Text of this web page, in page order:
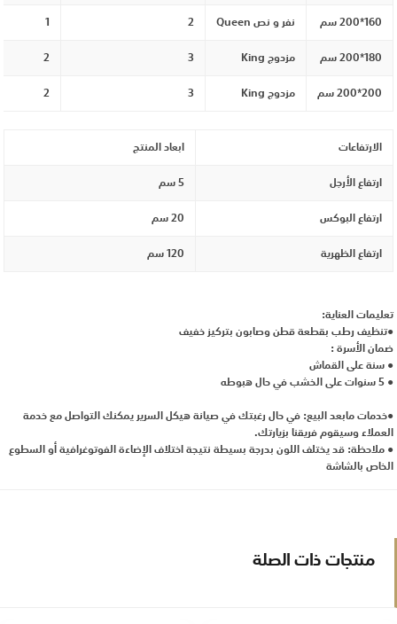
160*200 سم
نفر و نص Queen 2
1
180*200 سم
مزدوج King 3
2
200*200 سم
مزدوج King 3
2
الارتفاعات
ابعاد المنتج
ارتفاع الأرجل
5 سم
ارتفاع البوكس
20 سم
ارتفاع الظهرية
120 سم
تعليمات العناية:
●تنظيف رطب بقطعة قطن وصابون بتركيز خفيف
ضمان الأسرة :
● سنة على القماش
● 5 سنوات على الخشب في حال هبوطه
●خدمات مابعد البيع: في حال رغبتك في صيانة هيكل السرير يمكنك التواصل مع خدمة
العملاء وسيقوم فريقنا بزيارتك.
● ملاحظة: قد يختلف اللون بدرجة بسيطة نتيجة اختلاف الإضاءة الفوتوغرافية أو السطوع
الخاص بالشاشة
منتجات ذات الصلة